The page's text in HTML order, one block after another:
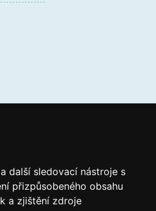
další sledovací nástroje s
přizpůsobeného obsahu
a zjištění zdroje